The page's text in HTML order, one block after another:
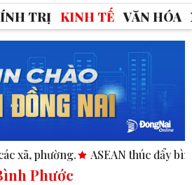
TRỊ KINH TẾ VĂN HÓA
đẳng giới trong kinh doanh và
Phước